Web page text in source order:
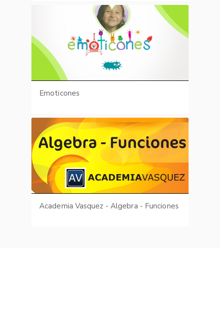
Emoticones
Academia Vasquez - Algebra - Funciones